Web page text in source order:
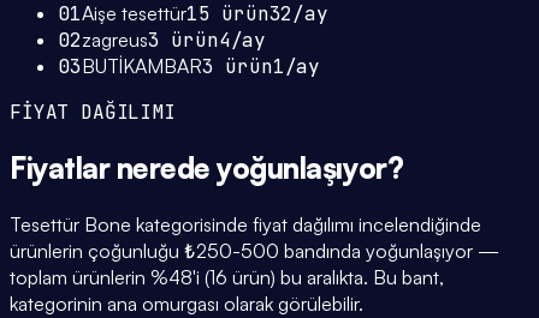
01Aişe tesettür15 ürün32/ay
02zagreus3 ürün4/ay
03BUTİKAMBAR3 ürün1/ay
FİYAT DAĞILIMI
Fiyatlar nerede yoğunlaşıyor?
Tesettür Bone kategorisinde fiyat dağılımı incelendiğinde
ürünlerin çoğunluğu ₺250-500 bandında yoğunlaşıyor —
toplam ürünlerin %48'i (16 ürün) bu aralıkta. Bu bant,
kategorinin ana omurgası olarak görülebilir.